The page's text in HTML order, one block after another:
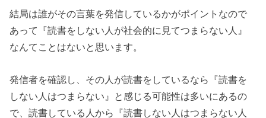
結局は誰がその言葉を発信しているかがポイントなので
あって『読書をしない人が社会的に見てつまらない人』
なんてことはないと思います。
発信者を確認し、その人が読書をしているなら『読書を
しない人はつまらない』と感じる可能性は多いにあるの
で、読書している人から『読書しない人はつまらない人